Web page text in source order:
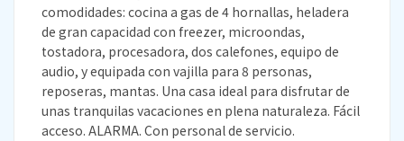
comodidades: cocina a gas de 4 hornallas, heladera
de gran capacidad con freezer, microondas,
tostadora, procesadora, dos calefones, equipo de
audio, y equipada con vajilla para 8 personas,
reposeras, mantas. Una casa ideal para disfrutar de
unas tranquilas vacaciones en plena naturaleza. Fácil
acceso. ALARMA. Con personal de servicio.